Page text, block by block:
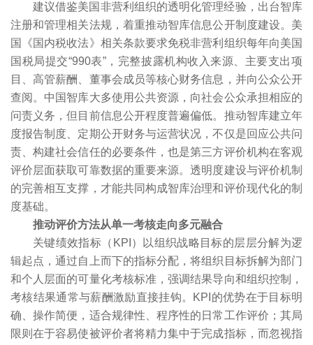
建议借鉴美国非营利组织的透明化管理经验，出台智库
注册和管理相关法规，着重推动智库信息公开制度建设。美
国《国内税收法》相关条款要求免税非营利组织每年向美国
国税局提交“990表”，完整披露机构收入来源、主要支出项
目、高管薪酬、董事会成员等核心财务信息，并向公众公开
查阅。中国智库大多使用公共资源，向社会公众承担相应的
问责义务，但目前信息公开程度普遍偏低。推动智库建立年
度报告制度、定期公开财务与运营状况，不仅是回应公共问
责、构建社会信任的必要条件，也是第三方评价机构在客观
评价层面获取可靠数据的重要来源。透明度建设与评价机制
的完善相互支撑，才能共同构成智库治理和评价现代化的制
度基础。
推动评价方法从单一考核走向多元融合
关键绩效指标（KPI）以组织战略目标的层层分解为逻
辑起点，通过自上而下的指标分配，将组织目标拆解为部门
和个人层面的可量化考核标准，强调结果导向和组织控制，
考核结果通常与薪酬激励直接挂钩。KPI的优势在于目标明
确、操作简便，适合规律性、程序性的日常工作评价；其局
限则在于容易使被评价者将精力集中于完成指标，而忽视指